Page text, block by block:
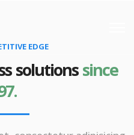
EDGE
solutionssince